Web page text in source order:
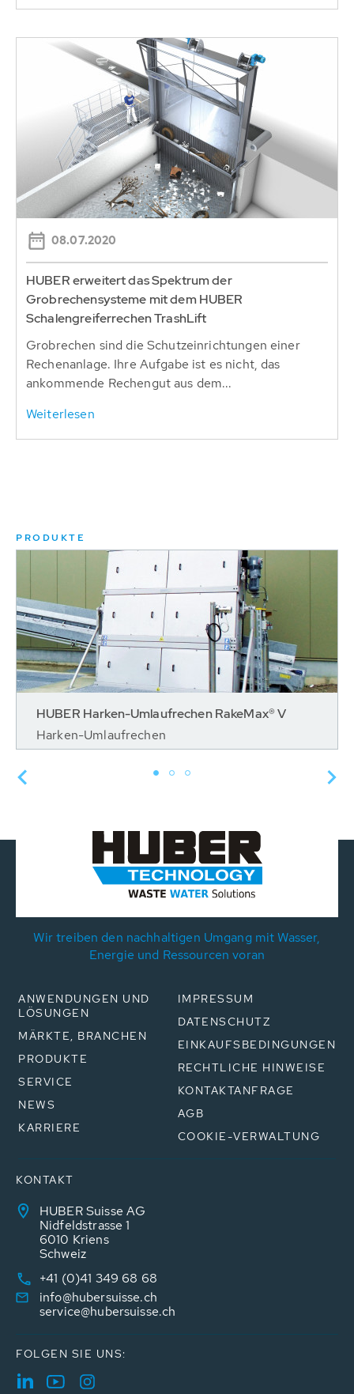
08.07.2020
HUBER erweitert das Spektrum der
Grobrechensysteme mit dem HUBER
Schalengreiferrechen TrashLift
Grobrechen sind die Schutzeinrichtungen einer
Rechenanlage. Ihre Aufgabe ist es nicht, das
ankommende Rechengut aus dem...
Weiterlesen
PRODUKTE
HUBER Harken-Umlaufrechen RakeMax® V
Harken-Umlaufrechen
Wir treiben den nachhaltigen Umgang mit Wasser,
Energie und Ressourcen voran
ANWENDUNGEN UND
LÖSUNGEN
MÄRKTE, BRANCHEN
PRODUKTE
SERVICE
NEWS
KARRIERE
IMPRESSUM
DATENSCHUTZ
EINKAUFSBEDINGUNGEN
RECHTLICHE HINWEISE
KONTAKTANFRAGE
AGB
COOKIE-VERWALTUNG
KONTAKT
HUBER Suisse AG
Nidfeldstrasse 1
6010 Kriens
Schweiz
+41 (0)41 349 68 68
info@hubersuisse.ch
service@hubersuisse.ch
FOLGEN SIE UNS: